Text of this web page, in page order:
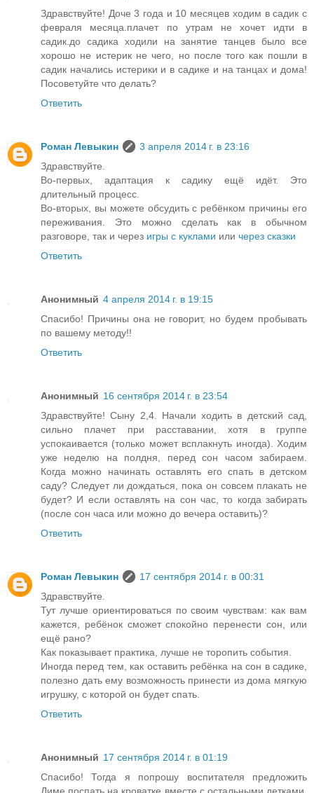
Здравствуйте! Доче 3 года и 10 месяцев ходим в садик с
февраля месяца.плачет по утрам не хочет идти в
садик.до садика ходили на занятие танцев было все
хорошо не истерик не чего, но после того как пошли в
садик начались истерики и в садике и на танцах и дома!
Посоветуйте что делать?
Ответить
Роман Левыкин
3 апреля 2014 г. в 23:16
Здравствуйте.
Во-первых, адаптация к садику ещё идёт. Это
длительный процесс.
Во-вторых, вы можете обсудить с ребёнком причины его
переживания. Это можно сделать как в обычном
разговоре, так и через игры с куклами или через сказки
Ответить
Анонимный 4 апреля 2014 г. в 19:15
Спасибо! Причины она не говорит, но будем пробывать
по вашему методу!!
Ответить
Анонимный 16 сентября 2014 г. в 23:54
Здравствуйте! Сыну 2,4. Начали ходить в детский сад,
сильно плачет при расставании, хотя в группе
успокаивается (только может всплакнуть иногда). Ходим
уже неделю на полдня, перед сон часом забираем.
Когда можно начинать оставлять его спать в детском
саду? Следует ли дождаться, пока он совсем плакать не
будет? И если оставлять на сон час, то когда забирать
(после сон часа или можно до вечера оставить)?
Ответить
Роман Левыкин
17 сентября 2014 г. в 00:31
Здравствуйте.
Тут лучше ориентироваться по своим чувствам: как вам
кажется, ребёнок сможет спокойно перенести сон, или
ещё рано?
Как показывает практика, лучше не торопить события.
Иногда перед тем, как оставить ребёнка на сон в садике,
полезно дать ему возможность принести из дома мягкую
игрушку, с которой он будет спать.
Ответить
Анонимный 17 сентября 2014 г. в 01:19
Спасибо! Тогда я попрошу воспитателя предложить
Диме поспать на кроватке вместе с остальными детками,